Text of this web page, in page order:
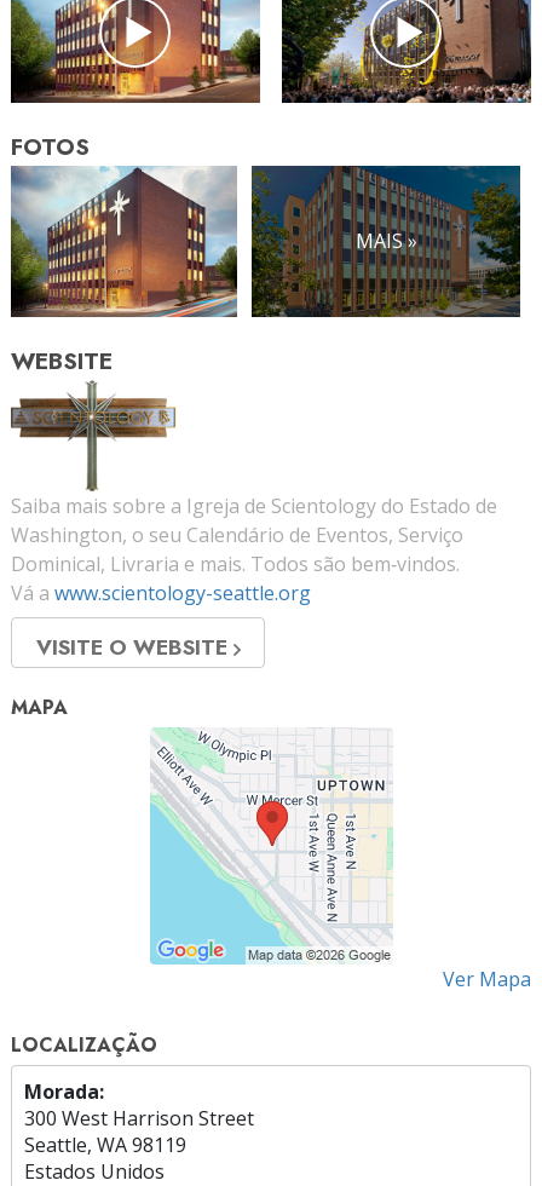
FOTOS
MAIS »
WEBSITE
Saiba mais sobre a Igreja de Scientology do Estado de
Washington, o seu Calendário de Eventos, Serviço
Dominical, Livraria e mais. Todos são bem‑vindos.
Vá a www.scientology-seattle.org
VISITE O WEBSITE
MAPA
Ver Mapa
LOCALIZAÇÃO
Morada:
300 West Harrison Street
Seattle, WA 98119
Estados Unidos